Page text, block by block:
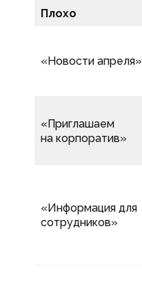
Плохо
«Новости апреля»
«Приглашаем
на корпоратив»
«Информация для
сотрудников»